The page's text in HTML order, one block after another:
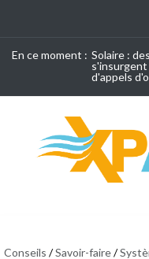
En ce moment : Solaire :
d'appels
Conseils /Savoir-faire/